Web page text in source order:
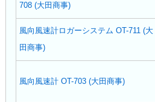
708 (大田商事)
風向風速計ロガーシステム OT-711 (大
田商事)
風向風速計 OT-703 (大田商事)